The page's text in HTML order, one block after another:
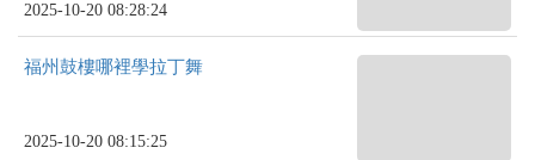
2025-10-20 08:28:24
福州鼓樓哪裡學拉丁舞
2025-10-20 08:15:25